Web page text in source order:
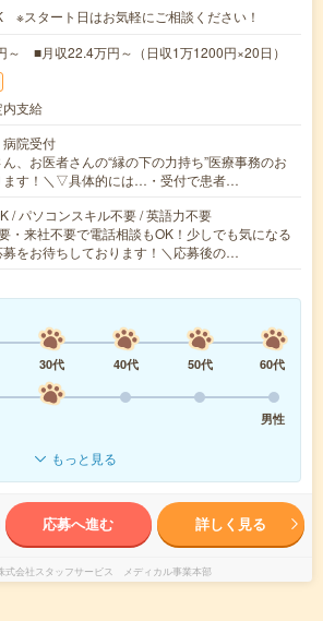
※スタート日はお気軽にご相談ください！
～ ■月収22.4万円～（日収1万1200円×20日）
支給
院受付
ん、お医者さんの“縁の下の力持ち”医療事務のお
ます！＼▽具体的には…・受付で患者…
/ パソコンスキル不要 / 英語力不要
・来社不要で電話相談もOK！少しでも気になる
募をお待ちしております！＼応募後の…
30代 40代 50代
60代
男性
もっと見る
応募へ進む 詳しく見る
式会社スタッフサービス メディカル事業本部